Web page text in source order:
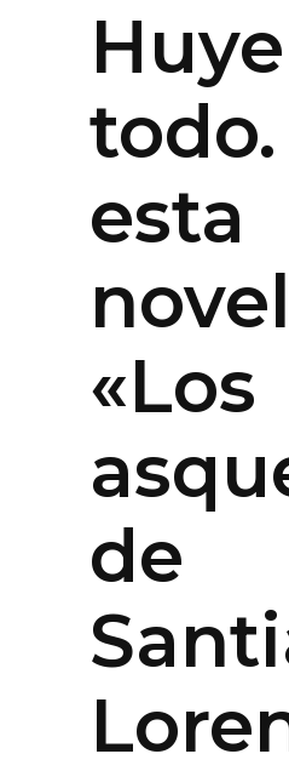
esta
«Los
de